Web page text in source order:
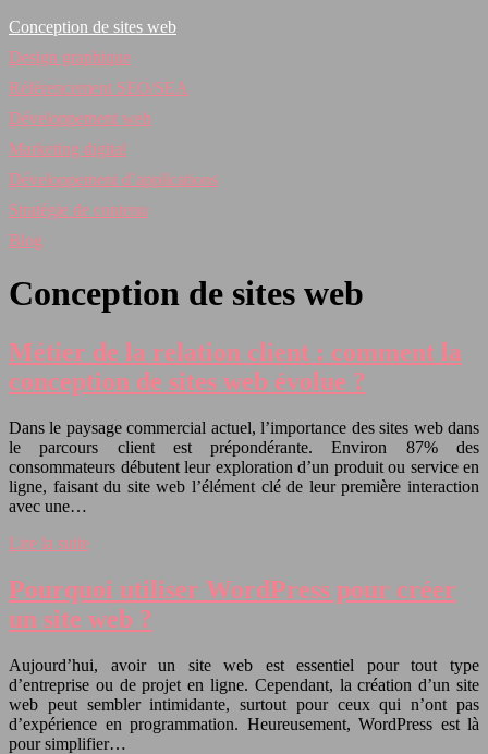
Conception de sites web
Design graphique
Référencement SEO/SEA
Développement web
Marketing digital
Développement d’applications
Stratégie de contenu
Blog
Conception de sites web
Métier de la relation client : comment la
conception de sites web évolue ?
Dans le paysage commercial actuel, l’importance des sites web dans
le parcours client est prépondérante. Environ 87% des
consommateurs débutent leur exploration d’un produit ou service en
ligne, faisant du site web l’élément clé de leur première interaction
avec une…
Lire la suite
Pourquoi utiliser WordPress pour créer
un site web ?
Aujourd’hui, avoir un site web est essentiel pour tout type
d’entreprise ou de projet en ligne. Cependant, la création d’un site
web peut sembler intimidante, surtout pour ceux qui n’ont pas
d’expérience en programmation. Heureusement, WordPress est là
pour simplifier…